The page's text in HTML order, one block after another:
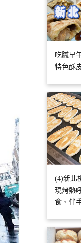
吃膩早
特色酥
(4)新北
現烤熱
食、伴